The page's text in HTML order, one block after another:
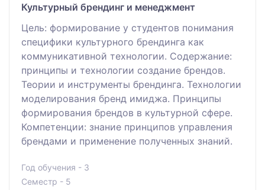
Культурный брендинг и менеджмент
Цель: формирование у студентов понимания
специфики культурного брендинга как
коммуникативной технологии. Содержание:
принципы и технологии создание брендов.
Теории и инструменты брендинга. Технологии
моделирования бренд имиджа. Принципы
формирования брендов в культурной сфере.
Компетенции: знание принципов управления
брендами и применение полученных знаний.
Год обучения - 3
Семестр - 5